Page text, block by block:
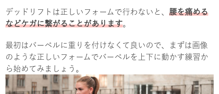
デッドリフトは正しいフォームで行わないと、腰を痛める
などケガに繋がることがあります。
最初はバーベルに重りを付けなくて良いので、まずは画像
のような正しいフォームでバーベルを上下に動かす練習か
ら始めてみましょう。